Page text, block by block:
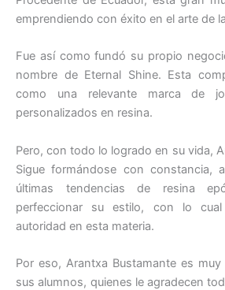
emprendiendo con éxito en el arte de
Fue así como fundó su propio
nombre de Eternal Shine. Esta
como una relevante marca de
personalizados en resina.
Pero, con todo lo logrado en su vida,
Sigue formándose con constancia,
últimas tendencias de resina
perfeccionar su estilo, con lo
autoridad en esta materia.
Por eso, Arantxa Bustamante es
sus alumnos, quienes le agradecen